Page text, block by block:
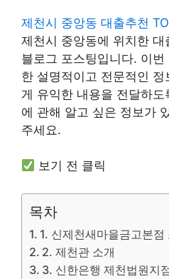
제천시 중앙동 대출추천
제천시 중앙동에 위치한
블로그 포스팅입니다. 이
한 설명적이고 전문적인
게 유익한 내용을 전달하
에 관해 알고 싶은 정보가
주세요.
보기 전 클릭
목차
1. 신제천새마을금고본점
2. 제천관 소개
3. 신한은행 제천법원지